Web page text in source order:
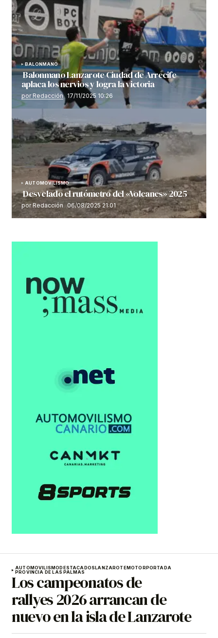
BALONMANO
Balonmano Lanzarote Ciudad de Arrecife
aplaca los nervios y logra la victoria
por Redacción 17/11/2025 10:26
AUTOMOVILISMO
Desvelado el rutómetro del «Volcanes» 2025
por Redacción 06/08/2025 21:01
AUTOMOVILISMO DESTACADOS LANZAROTEMOTOR PORTADA
PROVINCIA DE LAS PALMAS
Los campeonatos de
rallyes 2026 arrancan de
nuevo en la isla de Lanzarote